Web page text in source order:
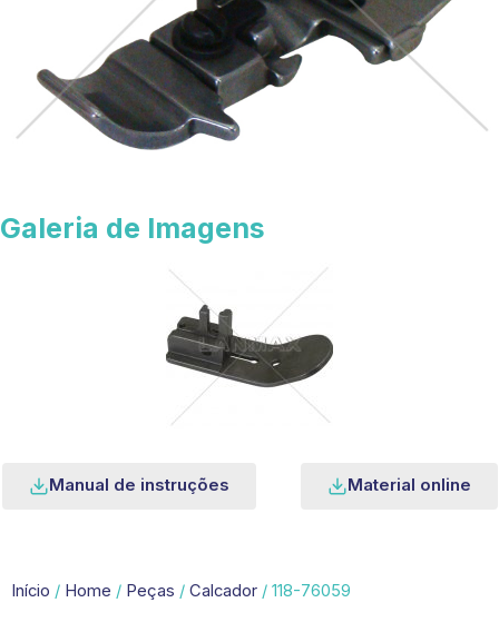
Galeria de Imagens
Manual de instruções Material online
Início / Home / Peças / Calcador / 118-76059